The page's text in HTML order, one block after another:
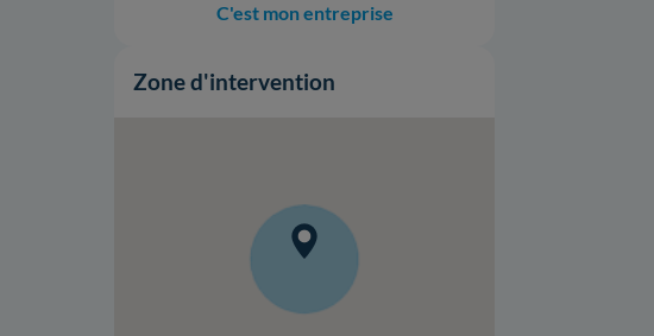
C'est mon entreprise
Zone d'intervention